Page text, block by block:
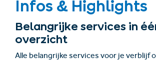
Infos & Highlights
Belangrijke services in
overzicht
Alle belangrijke services voor je verblijf